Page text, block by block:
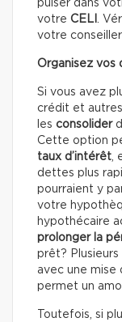
puiser dans
votre CELI .
votre
Organisez vos
Si vous avez
crédit et
les consolider
Cette option
taux d’intérêt,
dettes plus
pourraient y
votre
hypothécaire
prolonger la
prêt?
avec une mise
permet un
Toutefois, si